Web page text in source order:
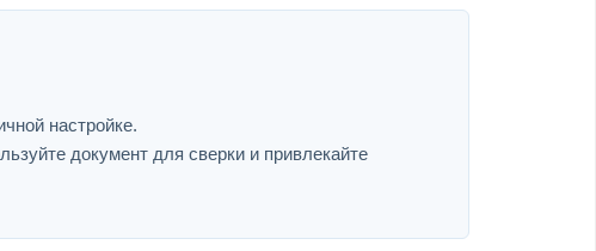
настройке.
документ для сверки и привлекайте